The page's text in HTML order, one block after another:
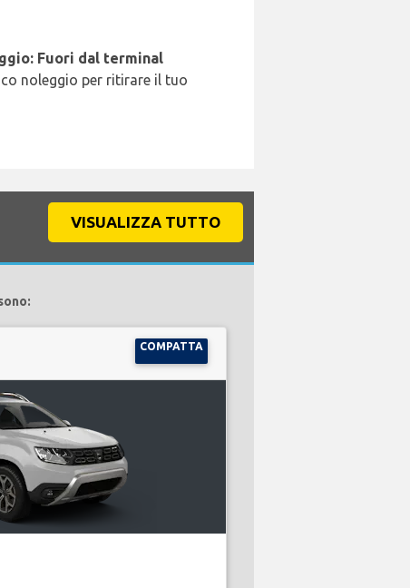
Fuori dal terminal
noleggio per ritirare il tuo
VISUALIZZA TUTTO
COMPATTA